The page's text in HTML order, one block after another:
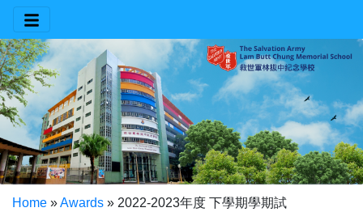
Home »Awards » 2022-2023年度 下學期學期試